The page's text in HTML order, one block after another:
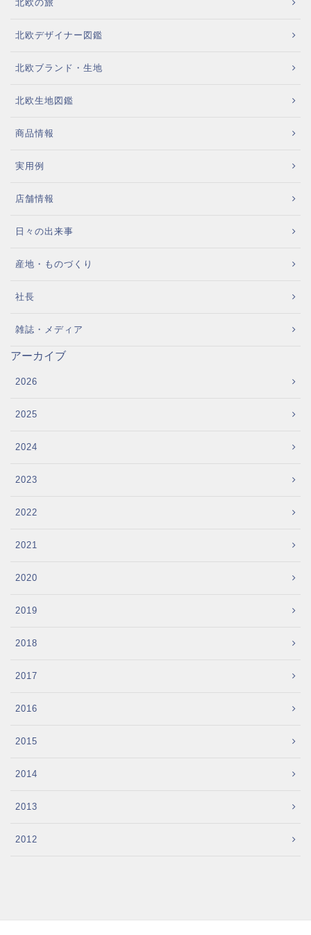
北欧の旅
北欧デザイナー図鑑
北欧ブランド・生地
北欧生地図鑑
商品情報
実用例
店舗情報
日々の出来事
産地・ものづくり
社長
雑誌・メディア
アーカイブ
2026
2025
2024
2023
2022
2021
2020
2019
2018
2017
2016
2015
2014
2013
2012